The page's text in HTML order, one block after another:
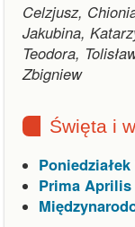
Celzjusz,
Jakubina,
Teodora,
Zbigniew
Święta i
Prima Aprilis